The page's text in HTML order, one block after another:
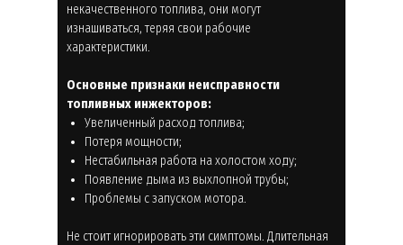
некачественного топлива, они могут
изнашиваться, теряя свои рабочие
характеристики.
Основные признаки неисправности
топливных инжекторов:
Увеличенный расход топлива;
Потеря мощности;
Нестабильная работа на холостом ходу;
Появление дыма из выхлопной трубы;
Проблемы с запуском мотора.
Не стоит игнорировать эти симптомы. Длительная